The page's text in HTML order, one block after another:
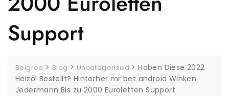
Support
Belgree > Blog > Uncategorized >Haben Diese 2022
Heizöl Bestellt? Hinterher mr bet android Winken
Jedermann Bis zu 2000 Euroletten Support